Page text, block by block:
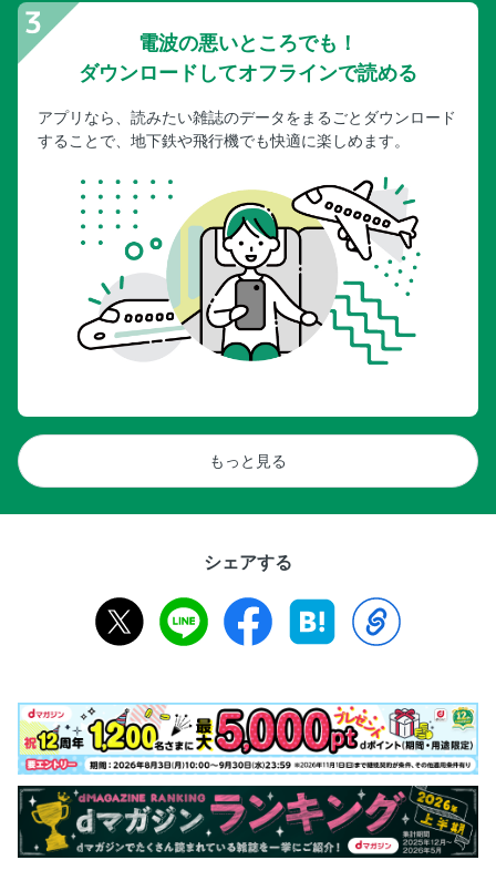
電波の悪いところでも！
ダウンロードしてオフラインで読める
アプリなら、読みたい雑誌のデータをまるごとダウンロード
することで、地下鉄や飛行機でも快適に楽しめます。
もっと見る
シェアする